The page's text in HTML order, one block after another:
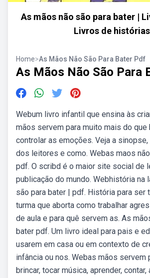
As mãos não são para bater |
Livros de histórias
Home>As Mãos Não São Para Bater Pdf
As Mãos Não São Para
Webum livro infantil que ensina às
mãos servem para muito mais do que
controlar as emoções. Veja a
dos leitores e como. Webas maos
pdf. O scribd é o maior site social de
publicação do mundo. Webhistória na
são para bater | pdf. História para ser
turma que aborta como trabalhar
de aula e para quê servem as. As
bater pdf. Um livro ideal para pais e
usarem em casa ou em contexto de
infância ou nos. Webas mãos servem
brincar, tocar música, aprender, contar,